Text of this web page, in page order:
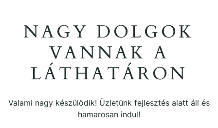
NAGY DOLGOK
VANNAK A
LÁTHATÁRON
Valami nagy készülődik! Üzletünk fejlesztés alatt áll és
hamarosan indul!